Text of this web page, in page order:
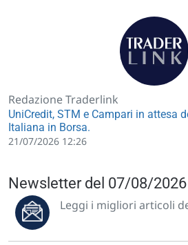
Redazione Traderlink
UniCredit, STM e Campari in attesa
Italiana in Borsa.
21/07/2026 12:26
Newsletter del 07/08/2026
Leggi i migliori articoli